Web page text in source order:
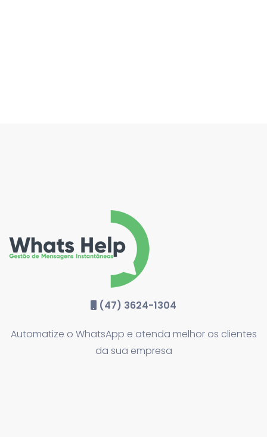
(47) 3624-1304
Automatize o WhatsApp e atenda melhor os clientes
da sua empresa